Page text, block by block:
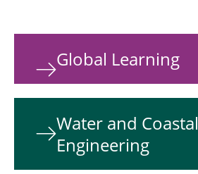
Global Learning
Water and Coastal
Engineering